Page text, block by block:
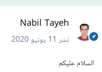
Nabil Tayeh
نشر11 يونيو 2020
السلام عليكم